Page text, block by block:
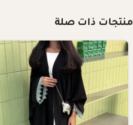
منتجات ذات صلة